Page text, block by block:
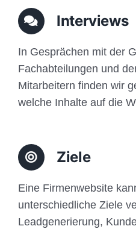
Anfrage
Interviews
In Gesprächen mit der
Fachabteilungen und
Mitarbeitern finden wir
welche Inhalte auf die
Ziele
Eine Firmenwebsite
unterschiedliche Ziele
Leadgenerierung,